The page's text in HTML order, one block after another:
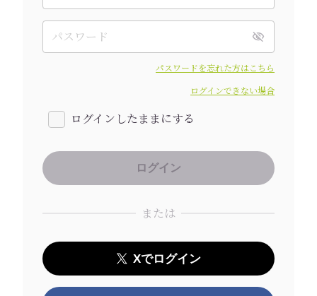
パスワードを忘れた方はこちら
ログインできない場合
ログインしたままにする
または
Xでログイン